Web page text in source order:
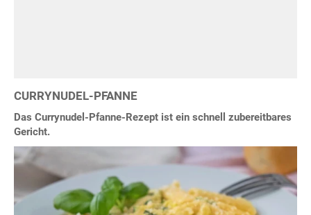
CURRYNUDEL-PFANNE
Das Currynudel-Pfanne-Rezept ist ein schnell zubereitbares
Gericht.